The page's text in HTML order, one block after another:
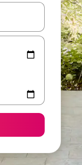
mit den Pfeiltasten